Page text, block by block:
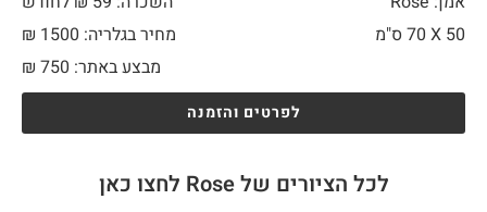
50 X
מחיר בגלריה: 1500 ₪
מבצע באתר:
₪ 750
לפרטים והזמנה
לכל הציורים של Rose לחצו כאן